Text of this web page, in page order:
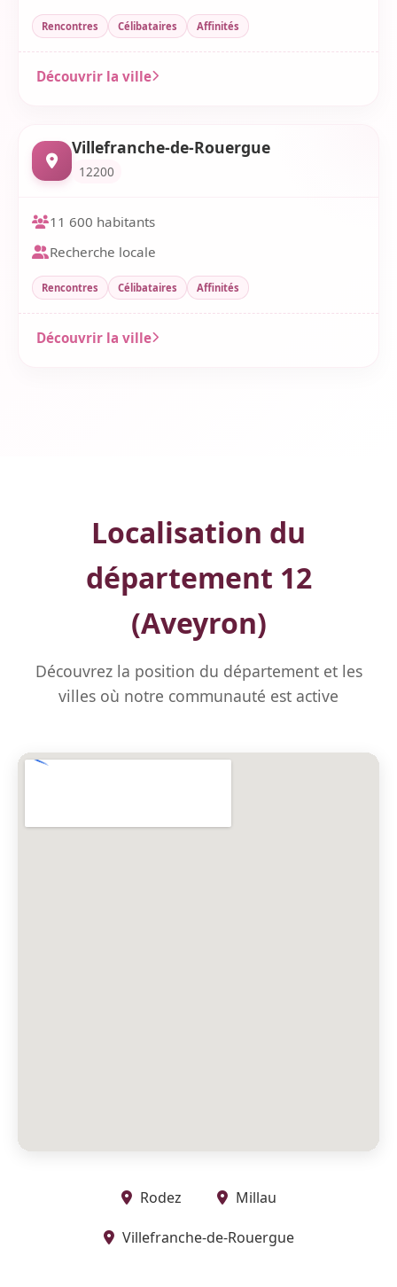
Rencontres Célibataires Affinités
Découvrir la ville
Villefranche-de-Rouergue
12200
11 600 habitants
Recherche locale
Rencontres Célibataires Affinités
Découvrir la ville
Localisation du
département 12
(Aveyron)
Découvrez la position du département et les
villes où notre communauté est active
Rodez Millau
Villefranche-de-Rouergue